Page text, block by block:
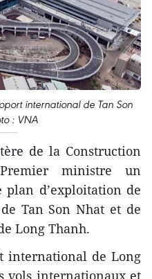
international de Tan Son
: VNA
de la Construction
ministre un
d’exploitation de
Tan Son Nhat et de
Long Thanh.
international de Long
vols internationaux et